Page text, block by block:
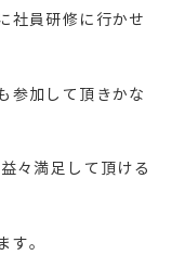
社員研修に行かせ
参加して頂きかな
々満足して頂ける
す。